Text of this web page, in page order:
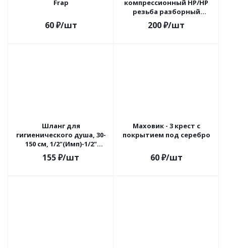
Frap
60₽/шт
компрессионный НР/НР
резьба разборный
1/2"-1/2"Ду16 (60/12)
VALFEX 1210216012012
200₽/шт
Шланг для
гигиенического душа, 30-
150 см, 1/2"(Имп)-1/2"
(Имп), ПВХ, серый
155₽/шт
Маховик - 3 крест с
покрытием под серебро
60₽/шт